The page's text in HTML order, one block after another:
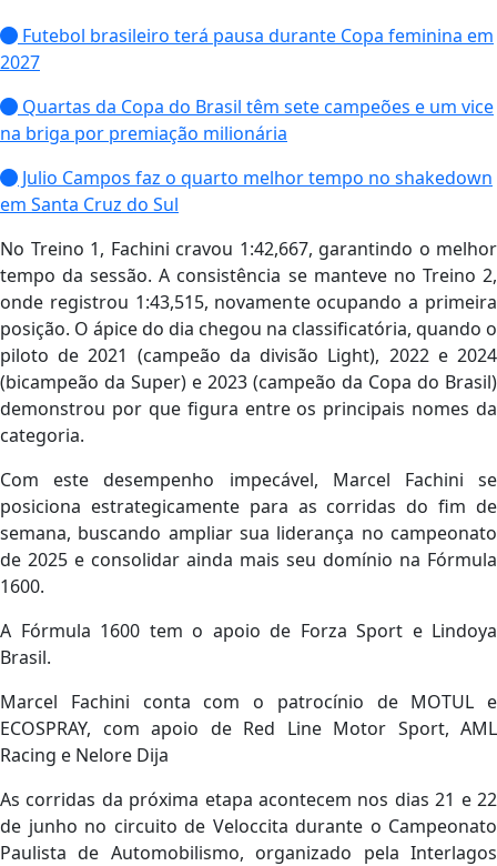
Futebol brasileiro terá pausa durante Copa feminina em
2027
Quartas da Copa do Brasil têm sete campeões e um vice
na briga por premiação milionária
Julio Campos faz o quarto melhor tempo no shakedown
em Santa Cruz do Sul
No Treino 1, Fachini cravou 1:42,667, garantindo o melhor
tempo da sessão. A consistência se manteve no Treino 2,
onde registrou 1:43,515, novamente ocupando a primeira
posição. O ápice do dia chegou na classificatória, quando o
piloto de 2021 (campeão da divisão Light), 2022 e 2024
(bicampeão da Super) e 2023 (campeão da Copa do Brasil)
demonstrou por que figura entre os principais nomes da
categoria.
Com este desempenho impecável, Marcel Fachini se
posiciona estrategicamente para as corridas do fim de
semana, buscando ampliar sua liderança no campeonato
de 2025 e consolidar ainda mais seu domínio na Fórmula
1600.
A Fórmula 1600 tem o apoio de Forza Sport e Lindoya
Brasil.
Marcel Fachini conta com o patrocínio de MOTUL e
ECOSPRAY, com apoio de Red Line Motor Sport, AML
Racing e Nelore Dija
As corridas da próxima etapa acontecem nos dias 21 e 22
de junho no circuito de Veloccita durante o Campeonato
Paulista de Automobilismo, organizado pela Interlagos